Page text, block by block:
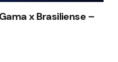
x Brasiliense –